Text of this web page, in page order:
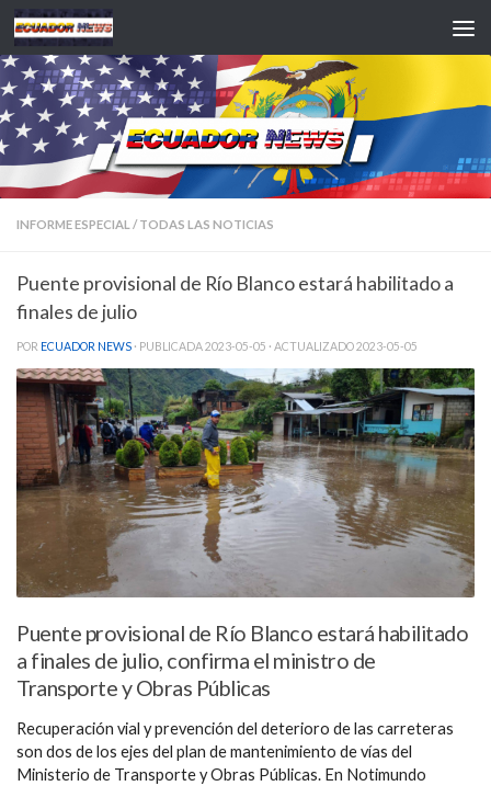
Saltar al contenido
INFORME ESPECIAL / TODAS LAS NOTICIAS
Puente provisional de Río Blanco estará habilitado a
finales de julio
POR ECUADOR NEWS · PUBLICADA2023-05-05 · ACTUALIZADO2023-05-05
Puente provisional de Río Blanco estará habilitado
a finales de julio, confirma el ministro de
Transporte y Obras Públicas
Recuperación vial y prevención del deterioro de las carreteras
son dos de los ejes del plan de mantenimiento de vías del
Ministerio de Transporte y Obras Públicas. En Notimundo